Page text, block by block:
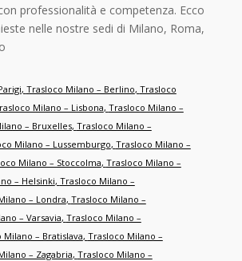
professionalità e competenza. Ecco
nelle nostre sedi di Milano, Roma,
, Trasloco Milano – Berlino, Trasloco
Milano – Lisbona, Trasloco Milano –
– Bruxelles, Trasloco Milano –
Milano – Lussemburgo, Trasloco Milano –
Milano – Stoccolma, Trasloco Milano –
– Helsinki, Trasloco Milano –
– Londra, Trasloco Milano –
– Varsavia, Trasloco Milano –
Milano – Bratislava, Trasloco Milano –
– Zagabria, Trasloco Milano –